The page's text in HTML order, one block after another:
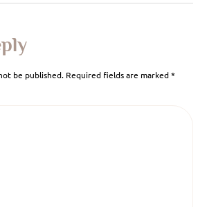
be published. Required fields are marked*